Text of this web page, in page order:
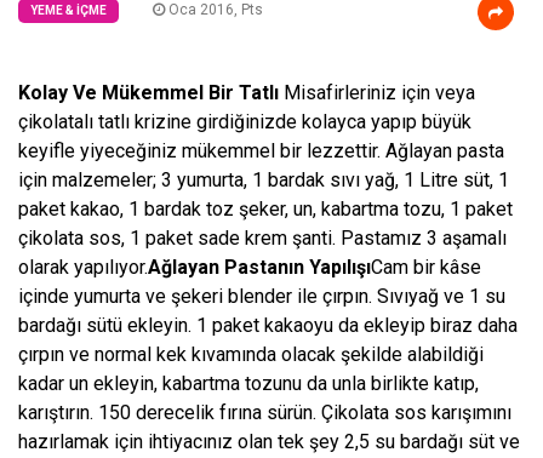
YEME & İÇME Oca 2016, Pts
Kolay Ve Mükemmel Bir Tatlı Misafirleriniz için veya
çikolatalı tatlı krizine girdiğinizde kolayca yapıp büyük
keyifle yiyeceğiniz mükemmel bir lezzettir. Ağlayan pasta
için malzemeler; 3 yumurta, 1 bardak sıvı yağ, 1 Litre süt, 1
paket kakao, 1 bardak toz şeker, un, kabartma tozu, 1 paket
çikolata sos, 1 paket sade krem şanti. Pastamız 3 aşamalı
olarak yapılıyor.Ağlayan Pastanın YapılışıCam bir kâse
içinde yumurta ve şekeri blender ile çırpın. Sıvıyağ ve 1 su
bardağı sütü ekleyin. 1 paket kakaoyu da ekleyip biraz daha
çırpın ve normal kek kıvamında olacak şekilde alabildiği
kadar un ekleyin, kabartma tozunu da unla birlikte katıp,
karıştırın. 150 derecelik fırına sürün. Çikolata sos karışımını
hazırlamak için ihtiyacınız olan tek şey 2,5 su bardağı süt ve